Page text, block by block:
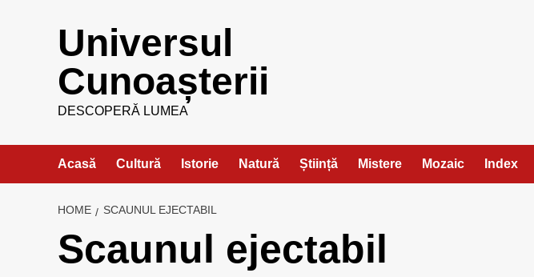
Universul
Cunoașterii
DESCOPERĂ LUMEA
Acasă Cultură Istorie Natură Știință Mistere Mozaic Index
HOME SCAUNUL EJECTABIL
Scaunul ejectabil